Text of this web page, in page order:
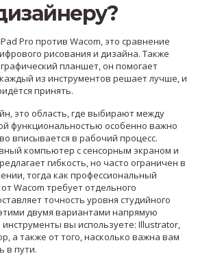
Pro против Wacom, это сравнение
рисования и дизайна. Также
планшет, он помогает
из инструментов решает лучше, и
принять.
, это область, где выбирают между
функциональностью особенно важно
вписывается в рабочий процесс.
компьютер с сенсорным экраном и
гибкость, но часто ограничен в
тогда как профессиональный
Wacom требует отдельного
точность уровня студийного
двумя вариантами напрямую
инструменты вы используете: Illustrator,
а также от того, насколько важна вам
в пути.